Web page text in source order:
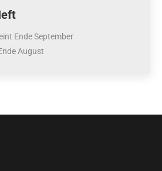
Ende September
August